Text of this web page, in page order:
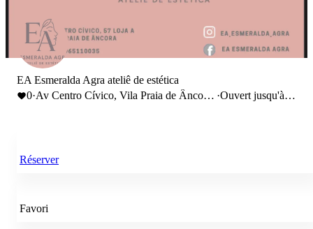
EA Esmeralda Agra ateliê de estética
0·Av Centro Cívico, Vila Praia de Âncora, ·Ouvert jusqu'à
Réserver
Favori